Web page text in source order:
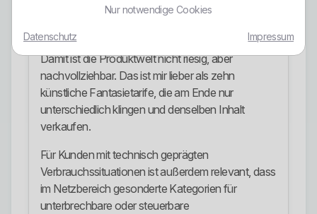
Ersatzversorgung, die Naturstrom-Option sowie
der dynamische Tarif.
Damit ist die Produktwelt nicht riesig, aber
nachvollziehbar. Das ist mir lieber als zehn
künstliche Fantasietarife, die am Ende nur
unterschiedlich klingen und denselben Inhalt
verkaufen.
Für Kunden mit technisch geprägten
Verbrauchssituationen ist außerdem relevant, dass
im Netzbereich gesonderte Kategorien für
unterbrechbare oder steuerbare
Nur notwendige Cookies
Datenschutz Impressum